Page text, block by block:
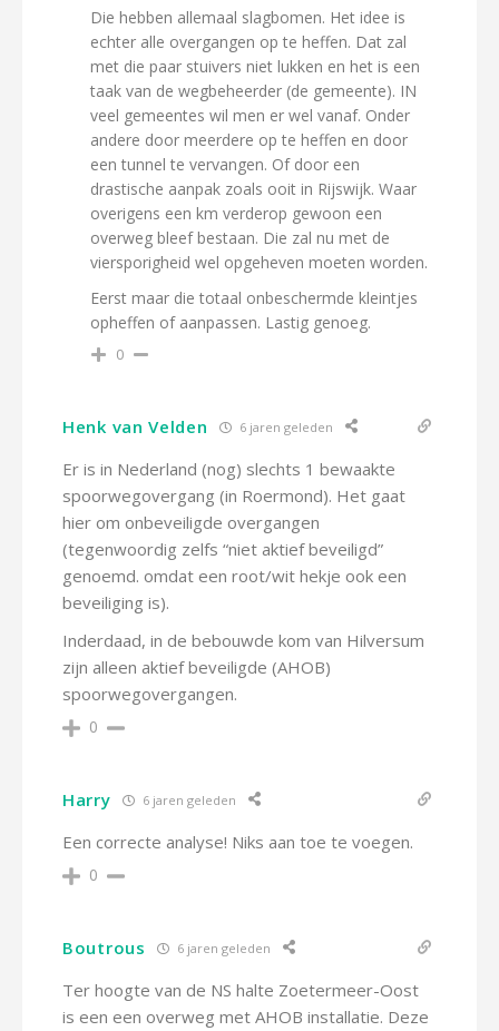
Die hebben allemaal slagbomen. Het idee is
echter alle overgangen op te heffen. Dat zal
met die paar stuivers niet lukken en het is een
taak van de wegbeheerder (de gemeente). IN
veel gemeentes wil men er wel vanaf. Onder
andere door meerdere op te heffen en door
een tunnel te vervangen. Of door een
drastische aanpak zoals ooit in Rijswijk. Waar
overigens een km verderop gewoon een
overweg bleef bestaan. Die zal nu met de
viersporigheid wel opgeheven moeten worden.
Eerst maar die totaal onbeschermde kleintjes
opheffen of aanpassen. Lastig genoeg.
0
Henk van Velden 6 jaren geleden
Er is in Nederland (nog) slechts 1 bewaakte
spoorwegovergang (in Roermond). Het gaat
hier om onbeveiligde overgangen
(tegenwoordig zelfs “niet aktief beveiligd”
genoemd. omdat een root/wit hekje ook een
beveiliging is).
Inderdaad, in de bebouwde kom van Hilversum
zijn alleen aktief beveiligde (AHOB)
spoorwegovergangen.
0
Harry 6 jaren geleden
Een correcte analyse! Niks aan toe te voegen.
0
Boutrous 6 jaren geleden
Ter hoogte van de NS halte Zoetermeer-Oost
is een een overweg met AHOB installatie. Deze